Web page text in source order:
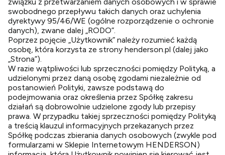
swobodnego przepływu takich danych oraz uchylenia
dyrektywy 95/46/WE (ogólne rozporządzenie o ochronie
danych), zwane dalej „RODO”.
Poprzez pojęcie „Użytkownik” należy rozumieć każdą
osobę, która korzysta ze strony henderson.pl (dalej jako
„Strona”).
W razie wątpliwości lub sprzeczności pomiędzy Polityką, a
udzielonymi przez daną osobę zgodami niezależnie od
postanowień Polityki, zawsze podstawą do
podejmowania oraz określenia przez Spółkę zakresu
działań są dobrowolnie udzielone zgody lub przepisy
prawa. W przypadku takiej sprzeczności pomiędzy Polityką
a treścią klauzul informacyjnych przekazanych przez
Spółkę podczas zbierania danych osobowych (zwykle pod
formularzami w Sklepie Internetowym HENDERSON)